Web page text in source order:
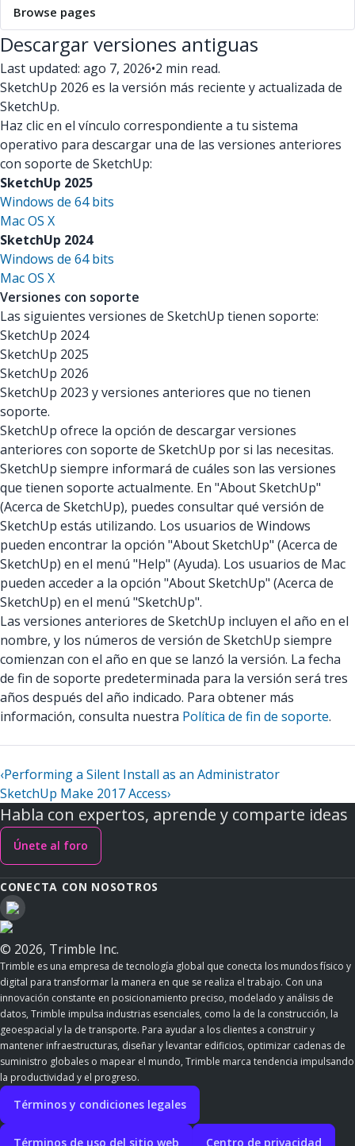
Browse pages
Descargar versiones antiguas
Last updated: ago 7, 2026•2 min read.
SketchUp 2026 es la versión más reciente y actualizada de
SketchUp.
Haz clic en el vínculo correspondiente a tu sistema
operativo para descargar una de las versiones anteriores
con soporte de SketchUp:
SketchUp 2025
Windows de 64 bits
Mac OS X
SketchUp 2024
Windows de 64 bits
Mac OS X
Versiones con soporte
Las siguientes versiones de SketchUp tienen soporte:
SketchUp 2024
SketchUp 2025
SketchUp 2026
SketchUp 2023 y versiones anteriores que no tienen
soporte.
SketchUp ofrece la opción de descargar versiones
anteriores con soporte de SketchUp por si las necesitas.
SketchUp siempre informará de cuáles son las versiones
que tienen soporte actualmente. En "About SketchUp"
(Acerca de SketchUp), puedes consultar qué versión de
SketchUp estás utilizando. Los usuarios de Windows
pueden encontrar la opción "About SketchUp" (Acerca de
SketchUp) en el menú "Help" (Ayuda). Los usuarios de Mac
pueden acceder a la opción "About SketchUp" (Acerca de
SketchUp) en el menú "SketchUp".
Las versiones anteriores de SketchUp incluyen el año en el
nombre, y los números de versión de SketchUp siempre
comienzan con el año en que se lanzó la versión. La fecha
de fin de soporte predeterminada para la versión será tres
años después del año indicado. Para obtener más
información, consulta nuestra Política de fin de soporte.
‹Performing a Silent Install as an Administrator
SketchUp Make 2017 Access›
Habla con expertos, aprende y comparte ideas
Únete al foro
CONECTA CON NOSOTROS
© 2026, Trimble Inc.
Trimble es una empresa de tecnología global que conecta los mundos físico y
digital para transformar la manera en que se realiza el trabajo. Con una
innovación constante en posicionamiento preciso, modelado y análisis de
datos, Trimble impulsa industrias esenciales, como la de la construcción, la
geoespacial y la de transporte. Para ayudar a los clientes a construir y
mantener infraestructuras, diseñar y levantar edificios, optimizar cadenas de
suministro globales o mapear el mundo, Trimble marca tendencia impulsando
la productividad y el progreso.
Términos y condiciones legales
Términos de uso del sitio web Centro de privacidad